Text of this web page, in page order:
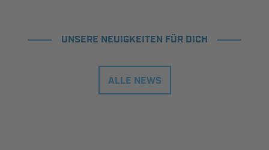
UNSERE NEUIGKEITEN FÜR DICH
ALLE NEWS